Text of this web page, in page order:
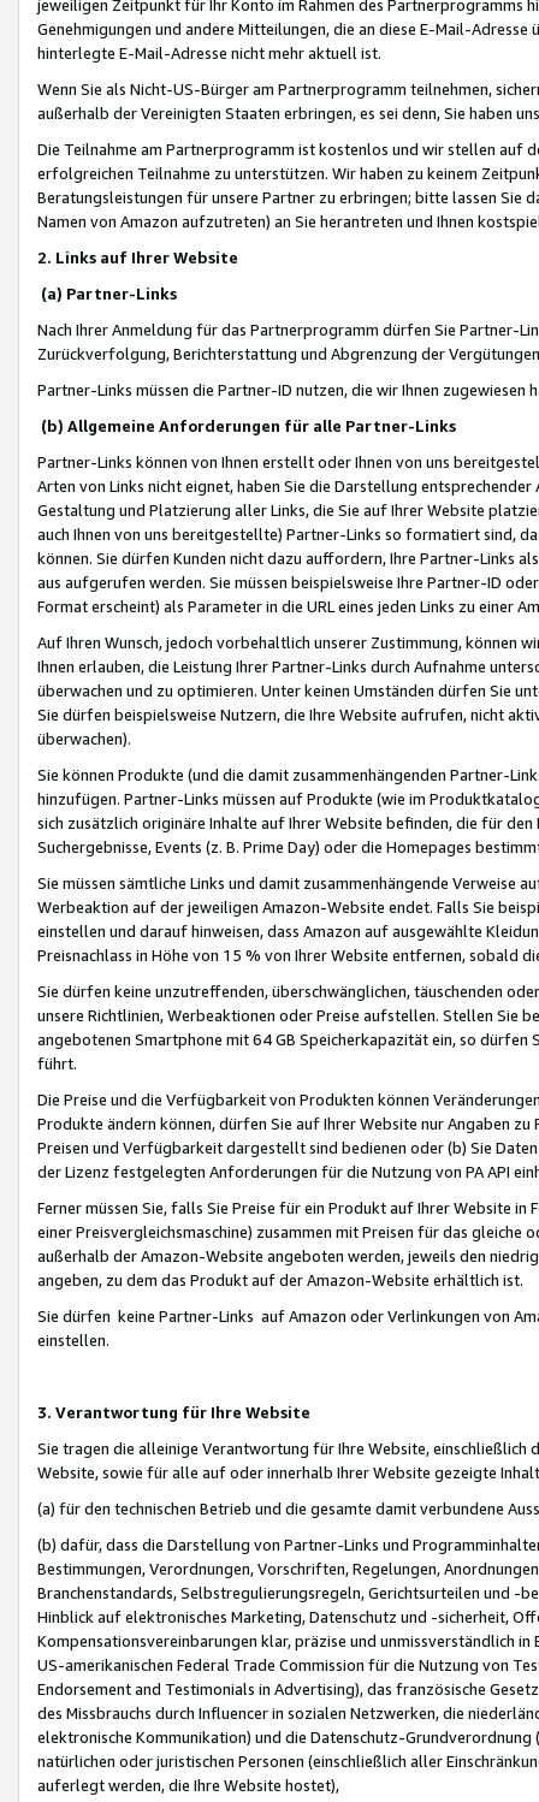
jeweiligen Zeitpunkt für Ihr Konto im Rahmen des Partnerprogramms
Genehmigungen und andere Mitteilungen, die an diese E-Mail-
hinterlegte E-Mail-Adresse nicht mehr aktuell ist.
Wenn Sie als Nicht-US-Bürger am Partnerprogramm teilnehmen,
außerhalb der Vereinigten Staaten erbringen, es sei denn, Sie haben
Die Teilnahme am Partnerprogramm ist kostenlos und wir stellen auf
erfolgreichen Teilnahme zu unterstützen. Wir haben zu keinem
Beratungsleistungen für unsere Partner zu erbringen; bitte lassen Sie
Namen von Amazon aufzutreten) an Sie herantreten und Ihnen
2. Links auf Ihrer Website
(a) Partner-Links
Nach Ihrer Anmeldung für das Partnerprogramm dürfen Sie Partner-
Zurückverfolgung, Berichterstattung und Abgrenzung der
Partner-Links müssen die Partner-ID nutzen, die wir Ihnen zugewiesen
(b) Allgemeine Anforderungen für alle Partner-Links
Partner-Links können von Ihnen erstellt oder Ihnen von uns
Arten von Links nicht eignet, haben Sie die Darstellung
Gestaltung und Platzierung aller Links, die Sie auf Ihrer Website
auch Ihnen von uns bereitgestellte) Partner-Links so formatiert sind,
können. Sie dürfen Kunden nicht dazu auffordern, Ihre Partner-Links
aus aufgerufen werden. Sie müssen beispielsweise Ihre Partner-ID
Format erscheint) als Parameter in die URL eines jeden Links zu einer
Auf Ihren Wunsch, jedoch vorbehaltlich unserer Zustimmung, können
Ihnen erlauben, die Leistung Ihrer Partner-Links durch Aufnahme
überwachen und zu optimieren. Unter keinen Umständen dürfen Sie
Sie dürfen beispielsweise Nutzern, die Ihre Website aufrufen, nicht
überwachen).
Sie können Produkte (und die damit zusammenhängenden Partner-
hinzufügen. Partner-Links müssen auf Produkte (wie im
sich zusätzlich originäre Inhalte auf Ihrer Website befinden, die für
Suchergebnisse, Events (z. B. Prime Day) oder die Homepages
Sie müssen sämtliche Links und damit zusammenhängende
Werbeaktion auf der jeweiligen Amazon-Website endet. Falls Sie
einstellen und darauf hinweisen, dass Amazon auf ausgewählte
Preisnachlass in Höhe von 15 % von Ihrer Website entfernen, sobald
Sie dürfen keine unzutreffenden, überschwänglichen, täuschenden
unsere Richtlinien, Werbeaktionen oder Preise aufstellen. Stellen Sie
angebotenen Smartphone mit 64 GB Speicherkapazität ein, so dürfen
führt.
Die Preise und die Verfügbarkeit von Produkten können
Produkte ändern können, dürfen Sie auf Ihrer Website nur Angaben
Preisen und Verfügbarkeit dargestellt sind bedienen oder (b) Sie
der Lizenz festgelegten Anforderungen für die Nutzung von PA API
Ferner müssen Sie, falls Sie Preise für ein Produkt auf Ihrer Website
einer Preisvergleichsmaschine) zusammen mit Preisen für das
außerhalb der Amazon-Website angeboten werden, jeweils den
angeben, zu dem das Produkt auf der Amazon-Website erhältlich ist.
Sie dürfen keine Partner-Links auf Amazon oder Verlinkungen von
einstellen.
3. Verantwortung für Ihre Website
Sie tragen die alleinige Verantwortung für Ihre Website,
Website, sowie für alle auf oder innerhalb Ihrer Website gezeigte
(a) für den technischen Betrieb und die gesamte damit verbundene
(b) dafür, dass die Darstellung von Partner-Links und
Bestimmungen, Verordnungen, Vorschriften, Regelungen,
Branchenstandards, Selbstregulierungsregeln, Gerichtsurteilen und -
Hinblick auf elektronisches Marketing, Datenschutz und -sicherheit,
Kompensationsvereinbarungen klar, präzise und unmissverständlich
US-amerikanischen Federal Trade Commission für die Nutzung von
Endorsement and Testimonials in Advertising), das französische
des Missbrauchs durch Influencer in sozialen Netzwerken, die
elektronische Kommunikation) und die Datenschutz-
natürlichen oder juristischen Personen (einschließlich aller
auferlegt werden, die Ihre Website hostet),